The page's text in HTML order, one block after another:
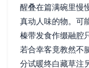
醒叠在篇满碗里慢
真动人味的物。可
榛带发食作缀融腔
若合幸客竟教然不
分试暖终白藏草注